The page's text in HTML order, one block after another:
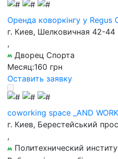
Оренда коворкінгу у
г. Киев, Шелковичная 42-44
,
Дворец Спорта
Месяц:160 грн
Оставить заявку
coworking space _AND WORK
г. Киев, Берестейський
,
Политехнический